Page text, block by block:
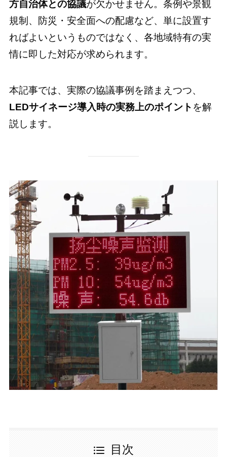
方自治体との協議が欠かせません。条例や景観
規制、防災・安全面への配慮など、単に設置す
ればよいというものではなく、各地域特有の実
情に即した対応が求められます。
本記事では、実際の協議事例を踏まえつつ、
LEDサイネージ導入時の実務上のポイント を解
説します。
目次